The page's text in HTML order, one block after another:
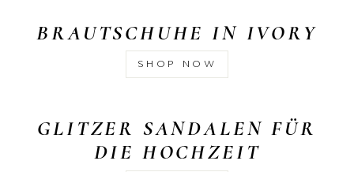
BRAUTSCHUHE IN IVORY
SHOP NOW
GLITZER SANDALEN FÜR
DIE HOCHZEIT